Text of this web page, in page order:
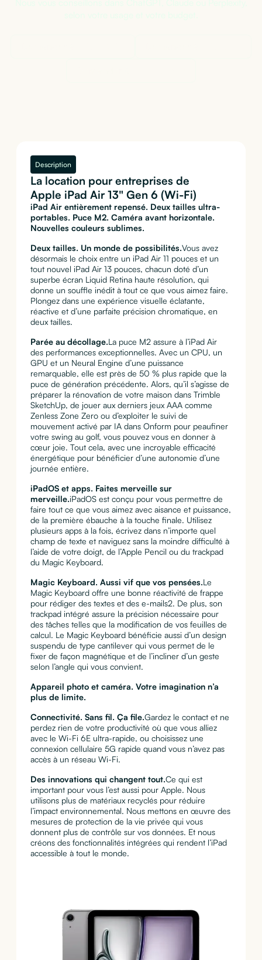
Description
La location pour entreprises de
Apple iPad Air 13" Gen 6 (Wi-Fi)
iPad Air entièrement repensé. Deux tailles ultra-
portables. Puce M2. Caméra avant horizontale.
Nouvelles couleurs sublimes.
Deux tailles. Un monde de possibilités.Vous avez
désormais le choix entre un iPad Air 11 pouces et un
tout nouvel iPad Air 13 pouces, chacun doté d’un
superbe écran Liquid Retina haute résolution, qui
donne un souffle inédit à tout ce que vous aimez faire.
Plongez dans une expérience visuelle éclatante,
réactive et d’une parfaite précision chromatique, en
deux tailles.
Parée au décollage.La puce M2 assure à l’iPad Air
des performances exceptionnelles. Avec un CPU, un
GPU et un Neural Engine d’une puissance
remarquable, elle est près de 50 % plus rapide que la
puce de génération précédente. Alors, qu’il s’agisse de
préparer la rénovation de votre maison dans Trimble
SketchUp, de jouer aux derniers jeux AAA comme
Zenless Zone Zero ou d’exploiter le suivi de
mouvement activé par IA dans Onform pour peaufiner
votre swing au golf, vous pouvez vous en donner à
cœur joie. Tout cela, avec une incroyable efficacité
énergétique pour bénéficier d’une autonomie d’une
journée entière.
iPadOS et apps. Faites merveille sur
merveille.iPadOS est conçu pour vous permettre de
faire tout ce que vous aimez avec aisance et puissance,
de la première ébauche à la touche finale. Utilisez
plusieurs apps à la fois, écrivez dans n’importe quel
champ de texte et naviguez sans la moindre difficulté à
l’aide de votre doigt, de l’Apple Pencil ou du trackpad
du Magic Keyboard.
Magic Keyboard. Aussi vif que vos pensées.Le
Magic Keyboard offre une bonne réactivité de frappe
pour rédiger des textes et des e-mails2. De plus, son
trackpad intégré assure la précision nécessaire pour
des tâches telles que la modification de vos feuilles de
calcul. Le Magic Keyboard bénéficie aussi d’un design
suspendu de type cantilever qui vous permet de le
fixer de façon magnétique et de l’incliner d’un geste
selon l’angle qui vous convient.
Appareil photo et caméra. Votre imagination n’a
plus de limite.
Connectivité. Sans fil. Ça file.Gardez le contact et ne
perdez rien de votre productivité où que vous alliez
avec le Wi-Fi 6E ultra-rapide, ou choisissez une
connexion cellulaire 5G rapide quand vous n’avez pas
accès à un réseau Wi-Fi.
Des innovations qui changent tout.Ce qui est
important pour vous l’est aussi pour Apple. Nous
utilisons plus de matériaux recyclés pour réduire
l’impact environ­nemental. Nous mettons en œuvre des
mesures de protection de la vie privée qui vous
donnent plus de contrôle sur vos données. Et nous
créons des fonctionnalités intégrées qui rendent l’iPad
accessible à tout le monde.